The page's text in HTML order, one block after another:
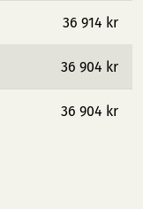
36 914 kr
36 904 kr
36 904 kr